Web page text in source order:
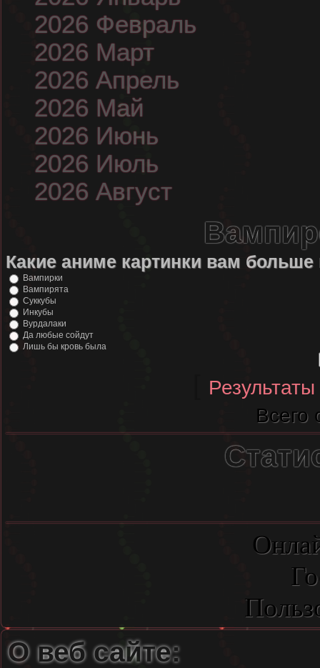
2026 Февраль
2026 Март
2026 Апрель
2026 Май
2026 Июнь
2026 Июль
2026 Август
Какие аниме картинки вам больше
Вампирки
Вампирята
Суккубы
Инкубы
Вурдалаки
Да любые сойдут
Лишь бы кровь была
Результаты
Всего
О веб сайте: